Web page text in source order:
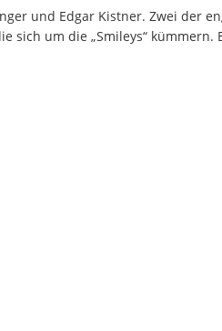
und Edgar Kistner. Zwei der
sich um die „Smileys“ kümmern.